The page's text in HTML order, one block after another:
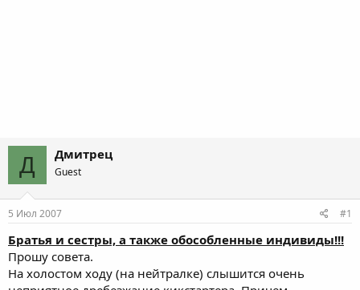
Д Дмитрец
Guest
5 Июл 2007 #1
Братья и сестры, а также обособленные индивиды!!!
Прошу совета.
На холостом ходу (на нейтралке) слышится очень